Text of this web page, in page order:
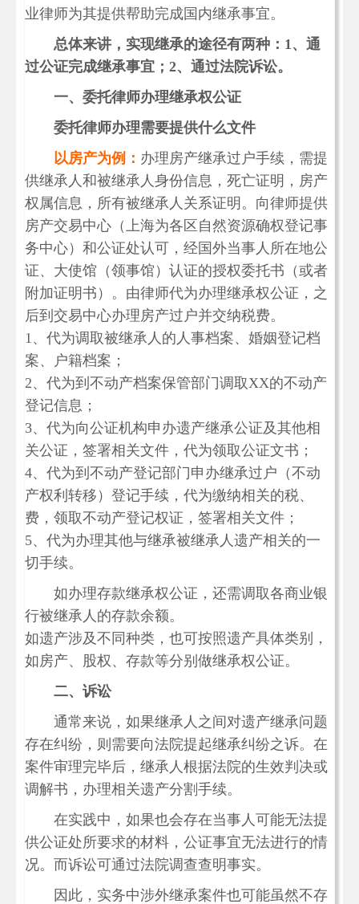
业律师为其提供帮助完成国内继承事宜。
总体来讲，实现继承的途径有两种：1、通
过公证完成继承事宜；2、通过法院诉讼。
一、委托律师办理继承权公证
委托律师办理需要提供什么文件
以房产为例： 办理房产继承过户手续，需提
供继承人和被继承人身份信息，死亡证明，房产
权属信息，所有被继承人关系证明。向律师提供
房产交易中心（上海为各区自然资源确权登记事
务中心）和公证处认可，经国外当事人所在地公
证、大使馆（领事馆）认证的授权委托书（或者
附加证明书）。由律师代为办理继承权公证，之
后到交易中心办理房产过户并交纳税费。
1、代为调取被继承人的人事档案、婚姻登记档
案、户籍档案；
2、代为到不动产档案保管部门调取XX的不动产
登记信息；
3、代为向公证机构申办遗产继承公证及其他相
关公证，签署相关文件，代为领取公证文书；
4、代为到不动产登记部门申办继承过户（不动
产权利转移）登记手续，代为缴纳相关的税、
费，领取不动产登记权证，签署相关文件；
5、代为办理其他与继承被继承人遗产相关的一
切手续。
如办理存款继承权公证，还需调取各商业银
行被继承人的存款余额。
如遗产涉及不同种类，也可按照遗产具体类别，
如房产、股权、存款等分别做继承权公证。
二、诉讼
通常来说，如果继承人之间对遗产继承问题
存在纠纷，则需要向法院提起继承纠纷之诉。在
案件审理完毕后，继承人根据法院的生效判决或
调解书，办理相关遗产分割手续。
在实践中，如果也会存在当事人可能无法提
供公证处所要求的材料，公证事宜无法进行的情
况。而诉讼可通过法院调查查明事实。
因此，实务中涉外继承案件也可能虽然不存